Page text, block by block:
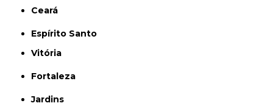
Ceará
Espírito Santo
Vitória
Fortaleza
Jardins